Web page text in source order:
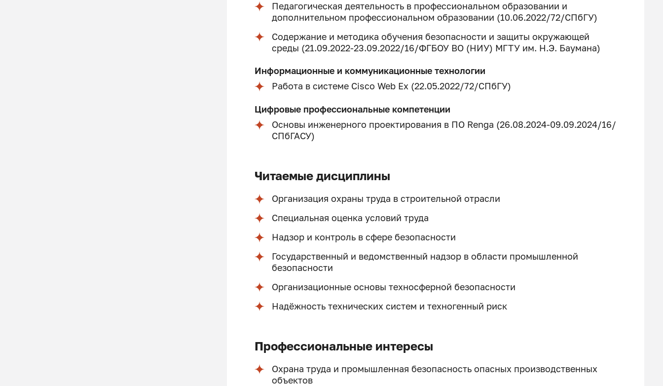
Педагогическая деятельность в профессиональном образовании и
дополнительном профессиональном образовании (10.06.2022/72/СПбГУ)
Содержание и методика обучения безопасности и защиты окружающей
среды (21.09.2022-23.09.2022/16/ФГБОУ ВО (НИУ) МГТУ им. Н.Э. Баумана)
Информационные и коммуникационные технологии
Работа в системе Cisco Web Ex (22.05.2022/72/СПбГУ)
Цифровые профессиональные компетенции
Основы инженерного проектирования в ПО Renga (26.08.2024-09.09.2024/16/
СПбГАСУ)
Читаемые дисциплины
Организация охраны труда в строительной отрасли
Специальная оценка условий труда
Надзор и контроль в сфере безопасности
Государственный и ведомственный надзор в области промышленной
безопасности
Организационные основы техносферной безопасности
Надёжность технических систем и техногенный риск
Профессиональные интересы
Охрана труда и промышленная безопасность опасных производственных
объектов